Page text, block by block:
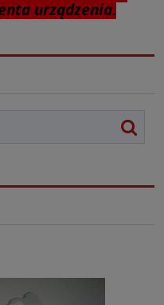
urządzenia.